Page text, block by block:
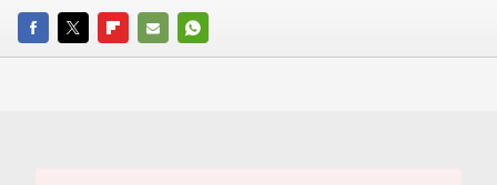
FACEBOOKTWITTERFLIPBOARD
E-
WHATSAPP